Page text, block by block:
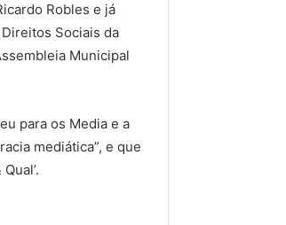
Robles e já
Sociais da
Municipal
para os Media e a
mediática”, e que